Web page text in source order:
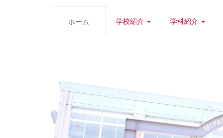
ホーム 学校紹介 学科紹介